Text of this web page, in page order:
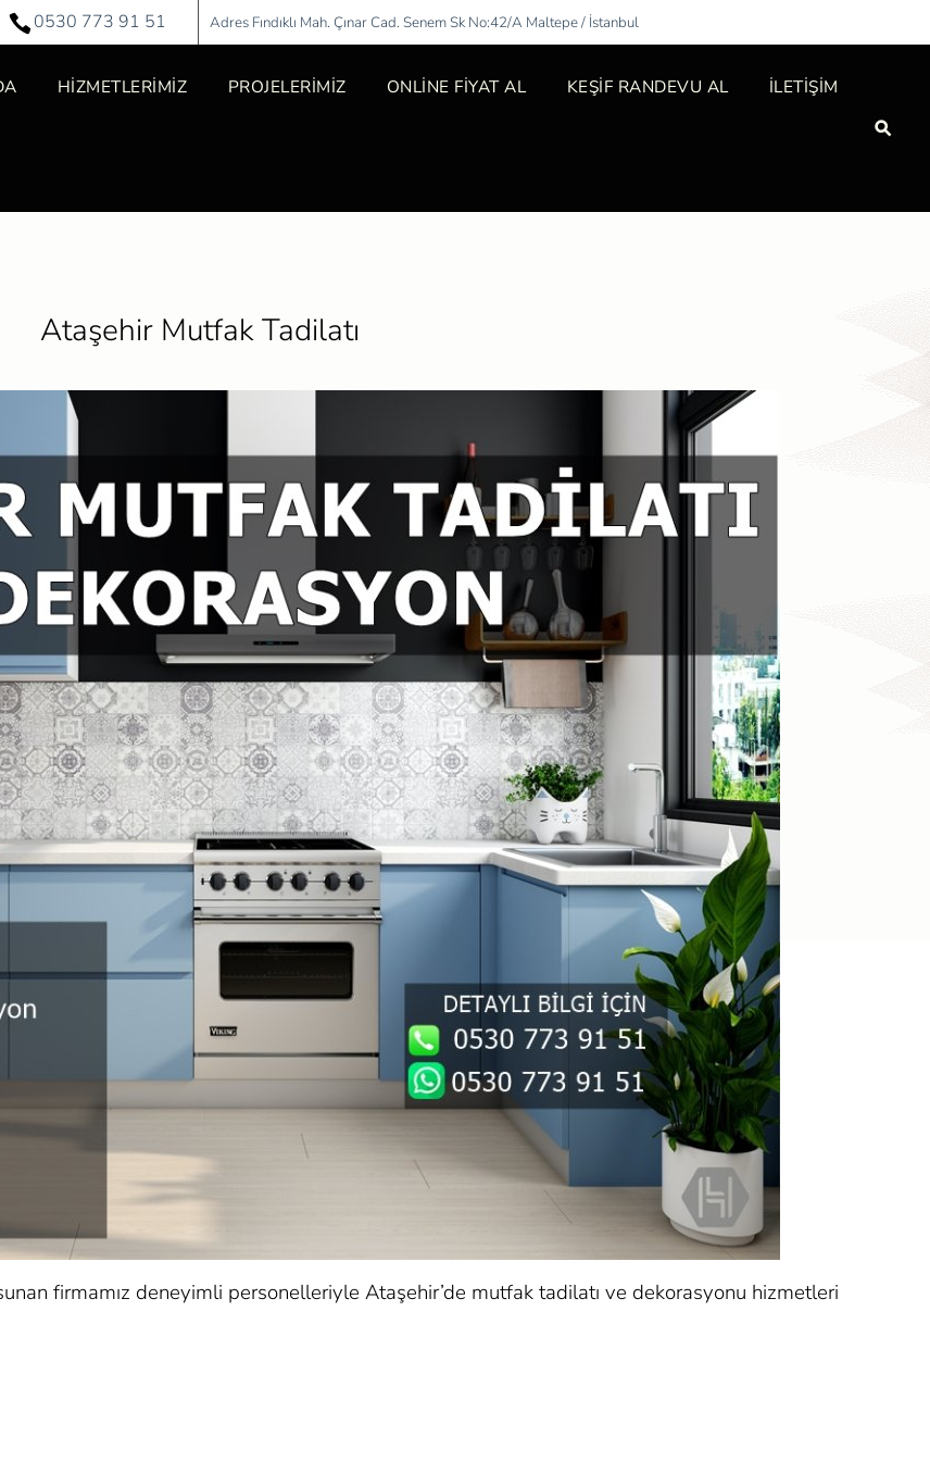
0530 773 91 51 Adres Fındıklı Mah. Çınar Cad. Senem Sk No:42/A Maltepe / İstanbul
HİZMETLERİMİZ PROJELERİMİZ ONLİNE FİYAT AL KEŞİF RANDEVU AL İLETİŞİM
Ataşehir Mutfak Tadilatı
firmamız deneyimli personelleriyle Ataşehir’de mutfak tadilatı ve dekorasyonu hizmetleri